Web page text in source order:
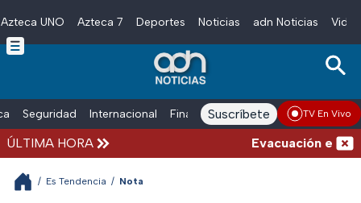
Skip to main content
Azteca UNO Azteca 7 Deportes Noticias adn Noticias
Seguridad Internacional Finanzas adn Noticias Radio
Suscríbete TV En Vivo
ÚLTIMA HORA Evacuación en la
/ Es Tendencia / Nota